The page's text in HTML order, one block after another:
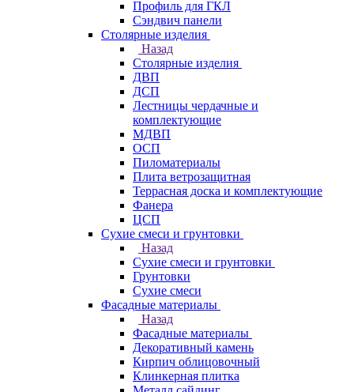
Профиль для ГКЛ
Сэндвич панели
Столярные изделия
Назад
Столярные изделия
ДВП
ДСП
Лестницы чердачные и
комплектующие
МДВП
ОСП
Пиломатериалы
Плита ветрозащитная
Террасная доска и комплектующие
Фанера
ЦСП
Сухие смеси и грунтовки
Назад
Сухие смеси и грунтовки
Грунтовки
Сухие смеси
Фасадные материалы
Назад
Фасадные материалы
Декоративный камень
Кирпич облицовочный
Клинкерная плитка